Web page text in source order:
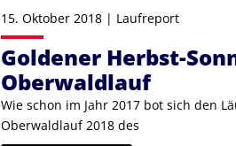
15. Oktober 2018 | Laufreport
Goldener Herbst-
Oberwaldlauf
Wie schon im Jahr 2017 bot sich den
Oberwaldlauf 2018 des